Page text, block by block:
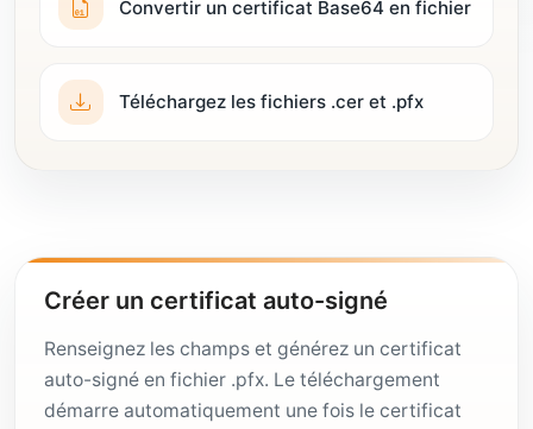
Convertir un certificat Base64 en fichier
Téléchargez les fichiers .cer et .pfx
Créer un certificat auto-signé
Renseignez les champs et générez un certificat
auto-signé en fichier .pfx. Le téléchargement
démarre automatiquement une fois le certificat